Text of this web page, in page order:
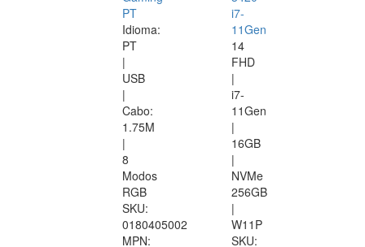
PT
Idioma:
PT
|
USB
|
Cabo:
1.75M
|
8
Modos
RGB
SKU:
0180405002
MPN:
i7-
11Gen
14
FHD
|
i7-
11Gen
|
16GB
|
NVMe
256GB
|
W11P
SKU: